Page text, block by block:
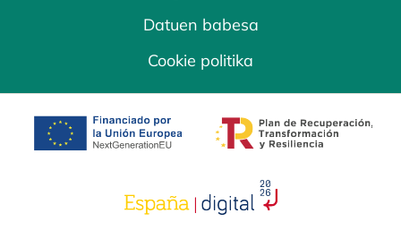
Datuen babesa
Cookie politika
opens in a new tab opens in a new
opens in a new tab